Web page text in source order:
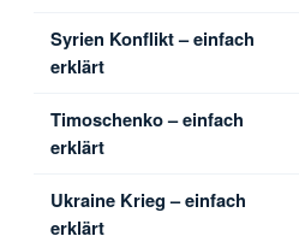
Syrien Konflikt – einfach
erklärt
Timoschenko – einfach
erklärt
Ukraine Krieg – einfach
erklärt